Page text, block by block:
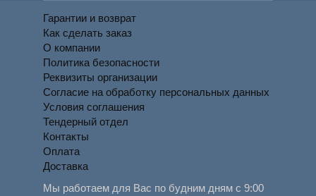
Гарантии и возврат
Как сделать заказ
О компании
Политика безопасности
Реквизиты организации
Согласие на обработку персональных данных
Условия соглашения
Тендерный отдел
Контакты
Оплата
Доставка
Мы работаем для Вас по будним дням с 9:00